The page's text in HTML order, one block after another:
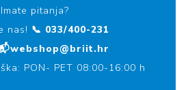
Imate pitanja?
nas! 📞 033/400-231
PON- PET 08:00-16:00 h